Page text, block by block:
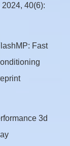
40(6):
Fast
3d